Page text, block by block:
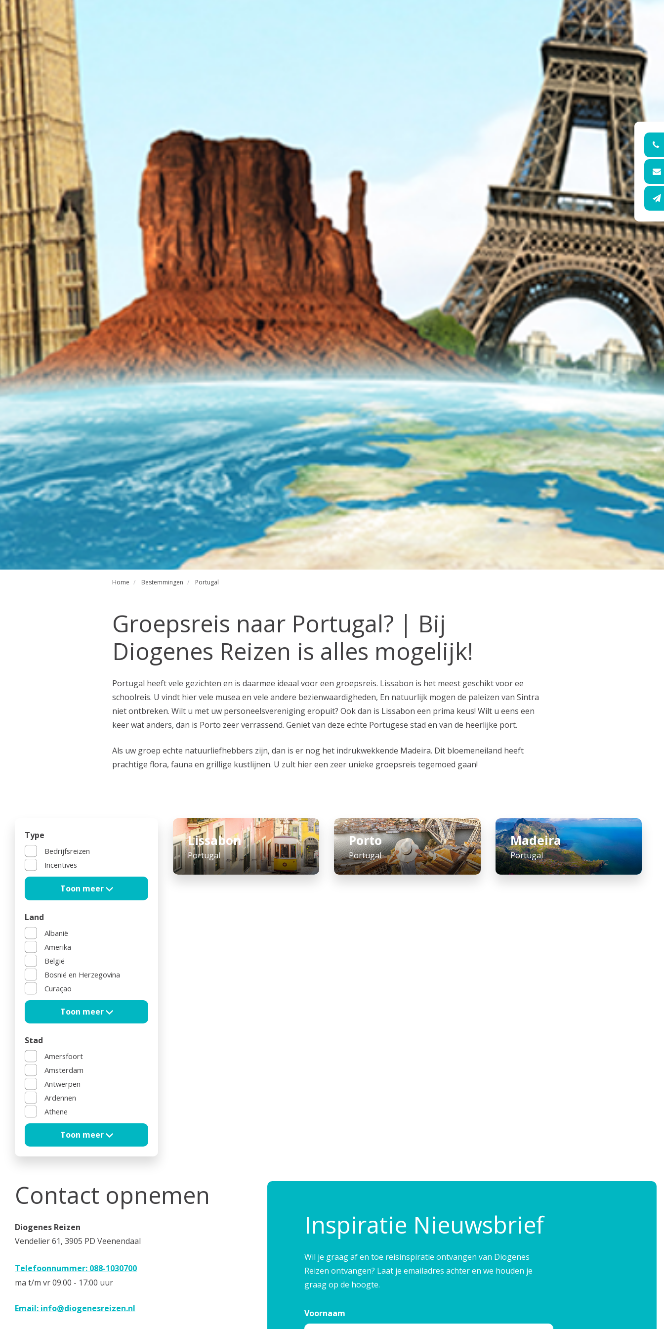
Home Bestemmingen Portugal
Groepsreis naar Portugal? | Bij
Diogenes Reizen is alles mogelijk!
Portugal heeft vele gezichten en is daarmee ideaal voor een groepsreis. Lissabon is het meest geschikt voor ee
schoolreis. U vindt hier vele musea en vele andere bezienwaardigheden, En natuurlijk mogen de paleizen van Sintra
niet ontbreken. Wilt u met uw personeelsvereniging eropuit? Ook dan is Lissabon een prima keus! Wilt u eens een
keer wat anders, dan is Porto zeer verrassend. Geniet van deze echte Portugese stad en van de heerlijke port.
Als uw groep echte natuurliefhebbers zijn, dan is er nog het indrukwekkende Madeira. Dit bloemeneiland heeft
prachtige flora, fauna en grillige kustlijnen. U zult hier een zeer unieke groepsreis tegemoed gaan!
Type
Bedrijfsreizen
Incentives
Land
Albanië
Amerika
België
Bosnië en Herzegovina
Curaçao
Stad
Amersfoort
Amsterdam
Antwerpen
Ardennen
Athene
Lissabon
Portugal
Porto
Portugal
Madeira
Portugal
Contact opnemen
Diogenes Reizen
Vendelier 61, 3905 PD Veenendaal
Telefoonnummer: 088-1030700
ma t/m vr 09.00 - 17:00 uur
Email: info@diogenesreizen.nl
Inspiratie Nieuwsbrief
Wil je graag af en toe reisinspiratie ontvangen van Diogenes
Reizen ontvangen? Laat je emailadres achter en we houden je
graag op de hoogte.
Voornaam
Reisinspiratie nodig?
Schrijf je dan in voor onze nieuwsbrief, boordevol